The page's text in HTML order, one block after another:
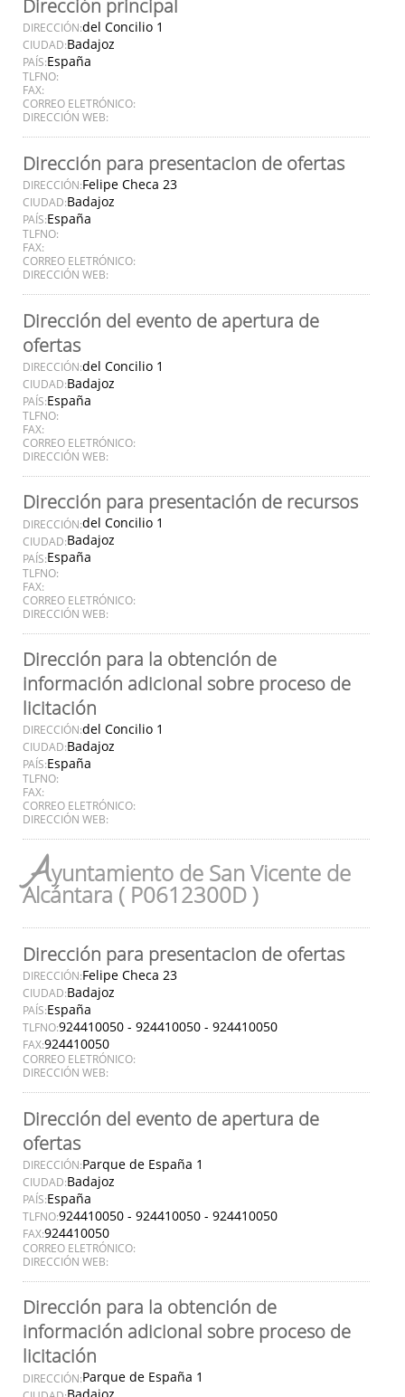
Dirección principal
DIRECCIÓN:del Concilio 1
CIUDAD:Badajoz
PAÍS:España
TLFNO:
FAX:
CORREO ELETRÓNICO:
DIRECCIÓN WEB:
Dirección para presentacion de ofertas
DIRECCIÓN:Felipe Checa 23
CIUDAD:Badajoz
PAÍS:España
TLFNO:
FAX:
CORREO ELETRÓNICO:
DIRECCIÓN WEB:
Dirección del evento de apertura de
ofertas
DIRECCIÓN:del Concilio 1
CIUDAD:Badajoz
PAÍS:España
TLFNO:
FAX:
CORREO ELETRÓNICO:
DIRECCIÓN WEB:
Dirección para presentación de recursos
DIRECCIÓN:del Concilio 1
CIUDAD:Badajoz
PAÍS:España
TLFNO:
FAX:
CORREO ELETRÓNICO:
DIRECCIÓN WEB:
Dirección para la obtención de
información adicional sobre proceso de
licitación
DIRECCIÓN:del Concilio 1
CIUDAD:Badajoz
PAÍS:España
TLFNO:
FAX:
CORREO ELETRÓNICO:
DIRECCIÓN WEB:
Ayuntamiento de San Vicente de
Alcántara ( P0612300D )
Dirección para presentacion de ofertas
DIRECCIÓN:Felipe Checa 23
CIUDAD:Badajoz
PAÍS:España
TLFNO:924410050 - 924410050 - 924410050
FAX:924410050
CORREO ELETRÓNICO:
DIRECCIÓN WEB:
Dirección del evento de apertura de
ofertas
DIRECCIÓN:Parque de España 1
CIUDAD:Badajoz
PAÍS:España
TLFNO:924410050 - 924410050 - 924410050
FAX:924410050
CORREO ELETRÓNICO:
DIRECCIÓN WEB:
Dirección para la obtención de
información adicional sobre proceso de
licitación
DIRECCIÓN:Parque de España 1